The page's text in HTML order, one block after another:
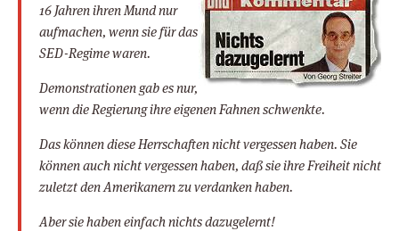
16 Jahren ihren Mund nur
aufmachen, wenn sie für das
SED-Regime waren.
Demonstrationen gab es nur,
wenn die Regierung ihre eigenen Fahnen schwenkte.
Das können diese Herrschaften nicht vergessen haben. Sie
können auch nicht vergessen haben, daß sie ihre Freiheit nicht
zuletzt den Amerikanern zu verdanken haben.
Aber sie haben einfach nichts dazugelernt!